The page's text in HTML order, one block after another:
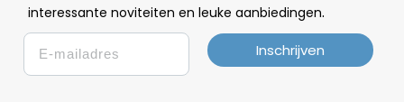
interessante noviteiten en leuke aanbiedingen.
Email
Inschrijven